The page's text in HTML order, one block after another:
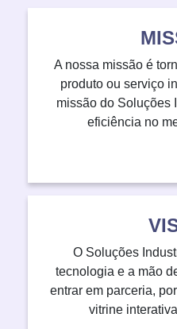
A nossa missão é
produto ou serviço
missão do Soluções
eficiência no
O Soluções
tecnologia e a mão
entrar em parceria,
vitrine